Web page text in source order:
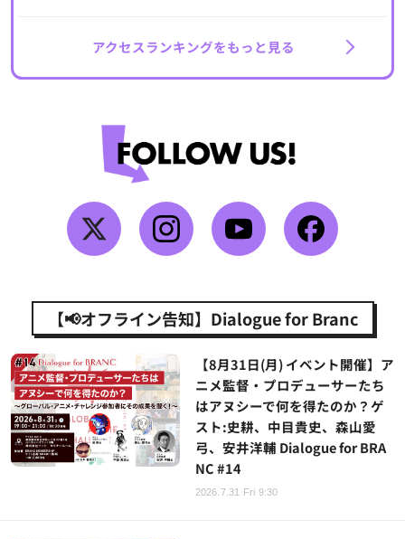
アクセスランキングをもっと見る
【📢オフライン告知】Dialogue for Branc
【8月31日(月) イベント開催】ア
ニメ監督・プロデューサーたち
はアヌシーで何を得たのか？ゲ
スト:史耕、中目貴史、森山愛
弓、安井洋輔 Dialogue for BRA
NC #14
2026.7.31 Fri 9:30